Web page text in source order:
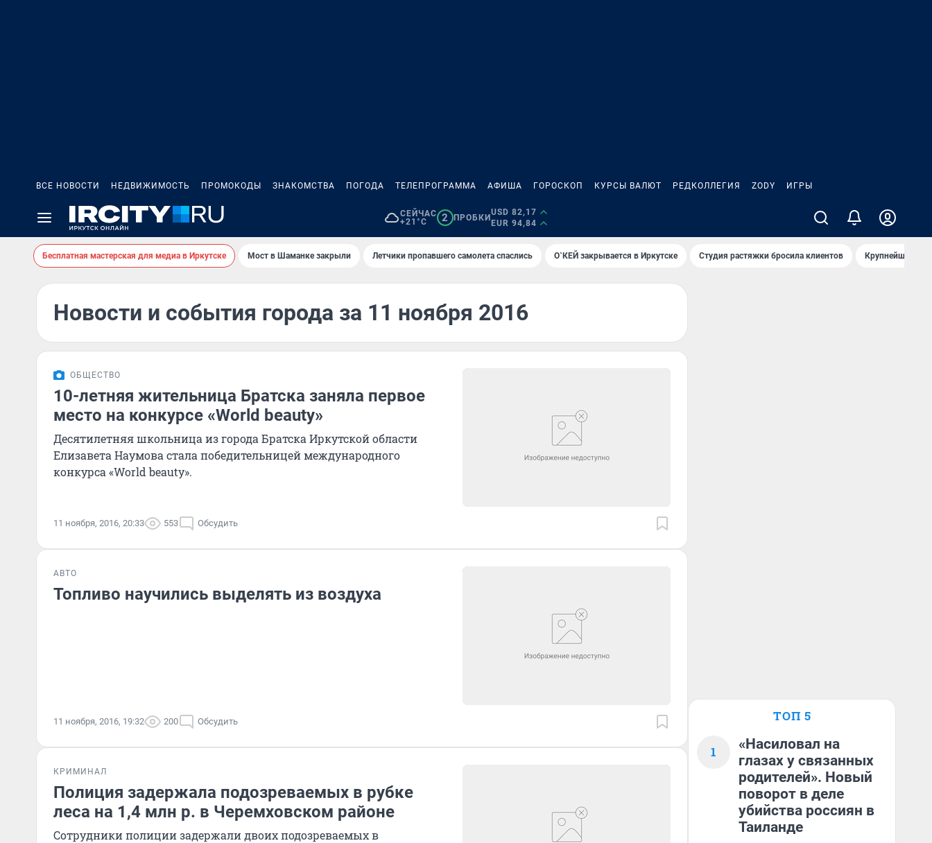
ВСЕ НОВОСТИ НЕДВИЖИМОСТЬ ПРОМОКОДЫ ЗНАКОМСТВА ПОГОДА ТЕЛЕПРОГРАММА АФИША ГОРОСКОП КУРСЫ ВАЛЮТ РЕДКОЛЛЕГИЯ ZODY ИГРЫ
СЕЙЧАС
+21°C
2 ПРОБКИ
USD 82,17
EUR 94,84
Бесплатная мастерская для медиа в Иркутске Мост в Шаманке закрыли Летчики пропавшего самолета спаслись О`КЕЙ закрывается в Иркутске Студия растяжки бросила клиентов Крупнейшие
Новости и события города за 11 ноября 2016
ОБЩЕСТВО
10-летняя жительница Братска заняла первое
место на конкурсе «World beauty»
Десятилетняя школьница из города Братска Иркутской области
Елизавета Наумова стала победительницей международного
конкурса «World beauty».
11 ноября, 2016, 20:33 553 Обсудить
АВТО
Топливо научились выделять из воздуха
11 ноября, 2016, 19:32 200 Обсудить
КРИМИНАЛ
Полиция задержала подозреваемых в рубке
леса на 1,4 млн р. в Черемховском районе
Сотрудники полиции задержали двоих подозреваемых в
ТОП 5
1
«Насиловал на
глазах у связанных
родителей». Новый
поворот в деле
убийства россиян в
Таиланде